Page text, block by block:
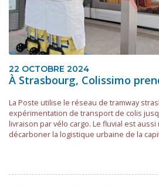
22 OCTOBRE 2024
À Strasbourg, Colissimo
La Poste utilise le réseau de tramway
expérimentation de transport de colis
livraison par vélo cargo. Le fluvial est
décarboner la logistique urbaine de la